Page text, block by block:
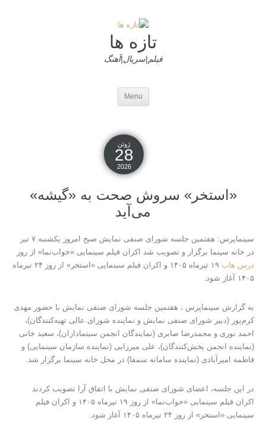
تازه ها
فیلم|سریال|آهنگ
Menu
ژوئن
28
2026
«استخر» سروش صحت به «گیشه»
می‌آید
سینماپرس: هفتمین جلسه شورای صنفی نمایش صبح امروز یکشنبه ۷ تیر
در خانه سینما برگزار و تصویب شد اکران فیلم سینمایی «خواب‌نما» از روز
درس هاب
۱۹ تیرماه ۱۴۰۵ و اکران فیلم سینمایی «استخر» از روز ۲۴ تیرماه
۱۴۰۵ آغاز شود.
به گزارش سینماپرس ، هفتمین جلسه شورای صنفی نمایش با حضور مهدی
کرم‌پور (دبیر شورای صنفی نمایش و نماینده شورای عالی تهیه‌کنندگان)،
احمد نوری و محمدرضا صابری (نمایندگان انجمن سینماداران)، سعید خانی
(نماینده انجمن پخش‌کنندگان)، علی میرزایی (نماینده سازمان سینمایی) و
فاطمه امیرآبادی (نماینده سامانه سمفا) در محل خانه سینما برگزار شد.
در این جلسه، اعضای شورای صنفی نمایش با اتفاق آرا تصویب کردند
اکران فیلم سینمایی «خواب‌نما» از روز ۱۹ تیرماه ۱۴۰۵ و اکران فیلم
سینمایی «استخر» از روز ۲۴ تیرماه ۱۴۰۵ آغاز شود.